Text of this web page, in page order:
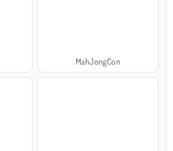
MahJongCon